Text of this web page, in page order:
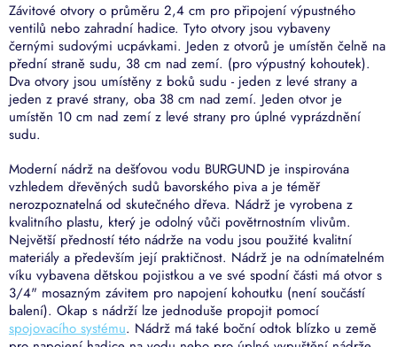
Závitové otvory o průměru 2,4 cm pro připojení výpustného
ventilů nebo zahradní hadice. Tyto otvory jsou vybaveny
černými sudovými ucpávkami. Jeden z otvorů je umístěn čelně na
přední straně sudu, 38 cm nad zemí. (pro výpustný kohoutek).
Dva otvory jsou umístěny z boků sudu - jeden z levé strany a
jeden z pravé strany, oba 38 cm nad zemí. Jeden otvor je
umístěn 10 cm nad zemí z levé strany pro úplné vyprázdnění
sudu.
Moderní nádrž na dešťovou vodu BURGUND je inspirována
vzhledem dřevěných sudů bavorského piva a je téměř
nerozpoznatelná od skutečného dřeva. Nádrž je vyrobena z
kvalitního plastu, který je odolný vůči povětrnostním vlivům.
Největší předností této nádrže na vodu jsou použité kvalitní
materiály a především její praktičnost. Nádrž je na odnímatelném
víku vybavena dětskou pojistkou a ve své spodní části má otvor s
3/4" mosazným závitem pro napojení kohoutku (není součástí
balení). Okap s nádrží lze jednoduše propojit pomocí
spojovacího systému. Nádrž má také boční odtok blízko u země